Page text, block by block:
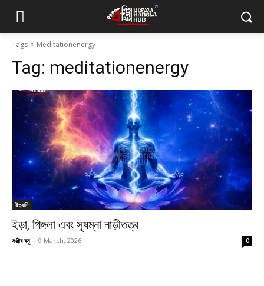
Tags Meditationenergy
Tag: meditationenergy
ইত্যাদি
ইড়া, পিঙ্গলা এবং সুষম্না নাড়ীতত্ত্ব
সঞ্জীব বসু - 9 March, 2026 0